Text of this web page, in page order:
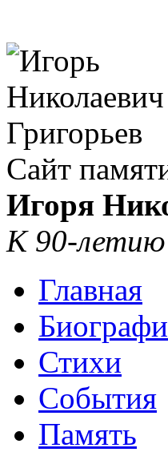
Сайт
Игоря
К 90-
Главная
Стихи
События
Память